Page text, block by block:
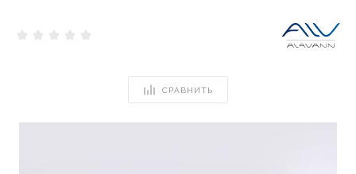
СРАВНИТЬ